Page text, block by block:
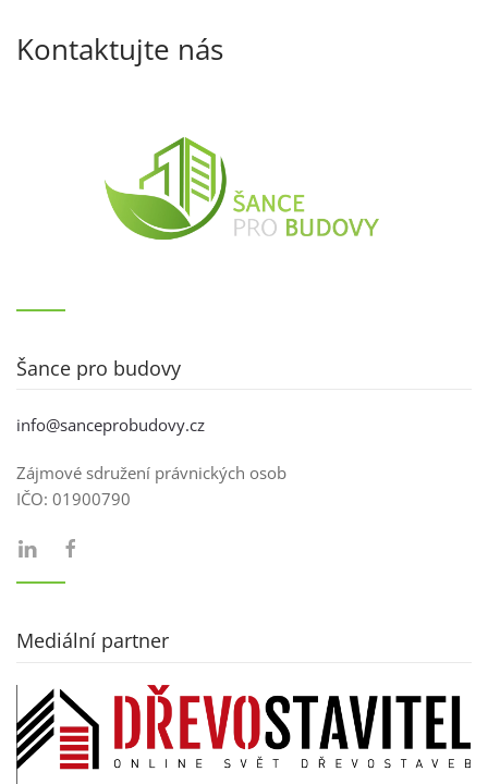
Kontaktujte nás
Šance pro budovy
info@sanceprobudovy.cz
Zájmové sdružení právnických osob
IČO: 01900790
Mediální partner